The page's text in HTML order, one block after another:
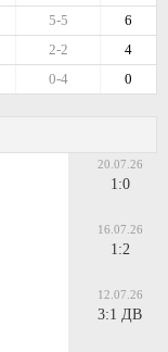
6
5-5
4
2-2
0
0-4
20.07.26
1:0
16.07.26
1:2
12.07.26
3:1 ДВ